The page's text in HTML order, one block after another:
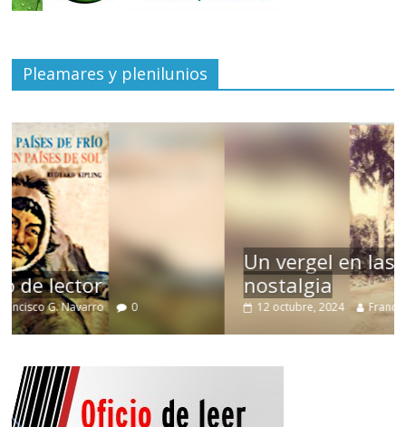
Pleamares y plenilunios
Un vergel en las nieblas de la
nostalgia
12 octubre, 2024 Francisco G. Navarro 0